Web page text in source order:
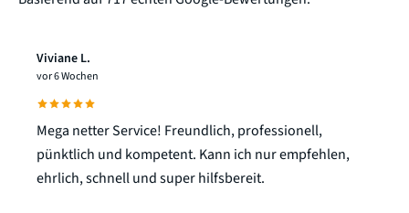
Viviane L.
vor 6 Wochen
Mega netter Service! Freundlich, professionell,
pünktlich und kompetent. Kann ich nur empfehlen,
ehrlich, schnell und super hilfsbereit.